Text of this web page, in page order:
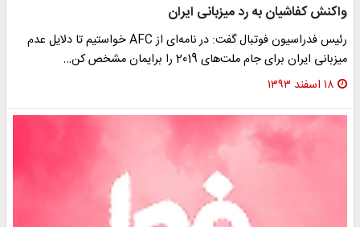
واکنش کفاشیان به رد میزبانی ایران
رئیس فدراسیون فوتبال گفت: در نامه‌ای از AFC خواستیم تا دلایل عدم
میزبانی ایران برای جام ملت‌های 2019 را برایمان مشخص کن…
۱۸ اسفند ۱۳۹۳